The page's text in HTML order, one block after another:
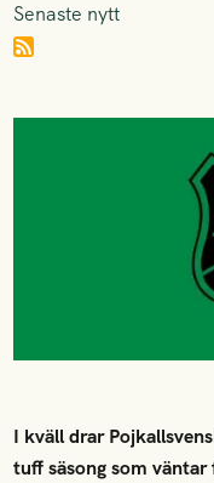
Senaste nytt
I kväll drar
tuff säsong som